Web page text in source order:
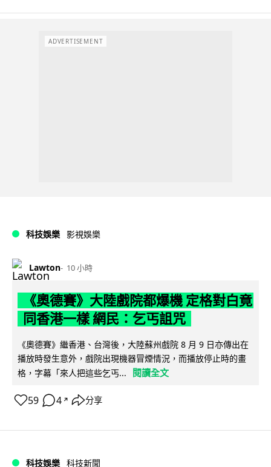
ADVERTISEMENT
科技娛樂 影視娛樂
Lawton 10 小時
《奧德賽》大陸戲院都爆機 定格對白竟
同香港一樣 網民：乞丐詛咒
《奧德賽》繼香港、台灣後，大陸蘇州戲院 8 月 9 日亦傳出在
播放時發生意外，戲院出現機器冒煙情況，而播放停止時的畫
格，字幕「來人把這些乞丐...
閱讀全文
59 4 ↗ 分享
科技娛樂 科技新聞